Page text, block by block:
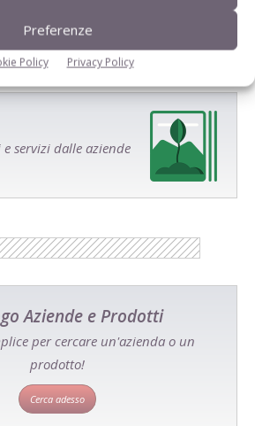
Preferenze
Policy Privacy Policy
servizi dalle aziende
Aziende e Prodotti
per cercare un'azienda o un
prodotto!
Cerca adesso